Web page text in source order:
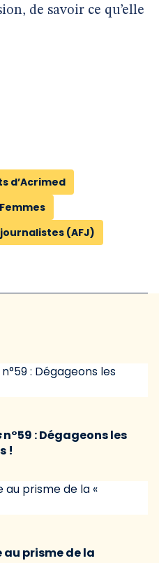
de savoir ce qu’elle
d’Acrimed
Femmes
(AFJ)
n°59 : Dégageons les
!
au prisme de la